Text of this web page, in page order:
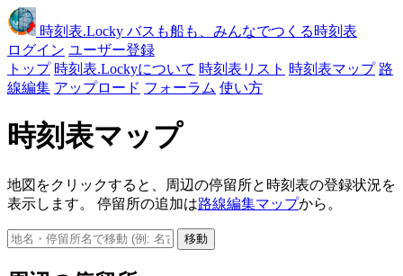
時刻表.Locky バスも船も、みんなでつくる時刻表
ログイン ユーザー登録
トップ 時刻表.Lockyについて 時刻表リスト 時刻表マップ 路
線編集 アップロード フォーラム 使い方
時刻表マップ
地図をクリックすると、周辺の停留所と時刻表の登録状況を
表示します。 停留所の追加は路線編集マップから。
移動